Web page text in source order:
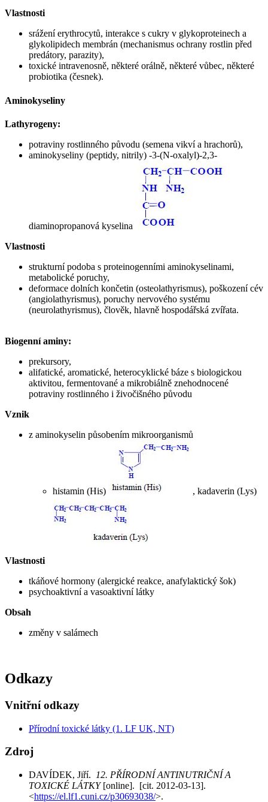
Vlastnosti
srážení erythrocytů, interakce s cukry v glykoproteinech a
glykolipidech membrán (mechanismus ochrany rostlin před
predátory, parazity),
toxické intravenosně, některé orálně, některé vůbec, některé
probiotika (česnek).
Aminokyseliny
Lathyrogeny:
potraviny rostlinného původu (semena vikví a hrachorů),
aminokyseliny (peptidy, nitrily) -3-(N-oxalyl)-2,3-
diaminopropanová kyselina
Vlastnosti
strukturní podoba s proteinogenními aminokyselinami,
metabolické poruchy,
deformace dolních končetin (osteolathyrismus), poškození cév
(angiolathyrismus), poruchy nervového systému
(neurolathyrismus), člověk, hlavně hospodářská zvířata.
Biogenní aminy:
prekursory,
alifatické, aromatické, heterocyklické báze s biologickou
aktivitou, fermentované a mikrobiálně znehodnocené
potraviny rostlinného i živočišného původu
Vznik
z aminokyselin působením mikroorganismů
histamin (His) , kadaverin (Lys)
Vlastnosti
tkáňové hormony (alergické reakce, anafylaktický šok)
psychoaktivní a vasoaktivní látky
Obsah
změny v salámech
Odkazy
Vnitřní odkazy
Přírodní toxické látky (1. LF UK, NT)
Zdroj
DAVÍDEK, Jiří.
12. PŘÍRODNÍ ANTINUTRIČNÍ A
TOXICKÉ LÁTKY[online]. [cit. 2012-03-13].
<https://el.lf1.cuni.cz/p30693038/>.